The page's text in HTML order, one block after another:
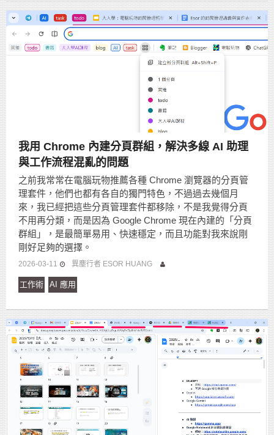
我用 Chrome 內建分頁群組，解決多線 AI 助理
與工作流程混亂的問題
之前我常常在電腦玩物推薦各種 Chrome 瀏覽器的分頁管
理套件，他們也都有各自的獨門特色，不過過去幾個月
來，我已經把這些分頁管理套件都移除，不是我覺得分頁
不用再分類，而是因為 Google Chrome 現在內建的「分頁
群組」，是最簡單易用、快速穩定，而且功能對我來說剛
剛好足夠的選擇。
2026-03-11 異塵行者 ESOR HUANG
工作術 AI 應用